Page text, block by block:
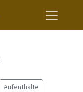
Aufenthalte